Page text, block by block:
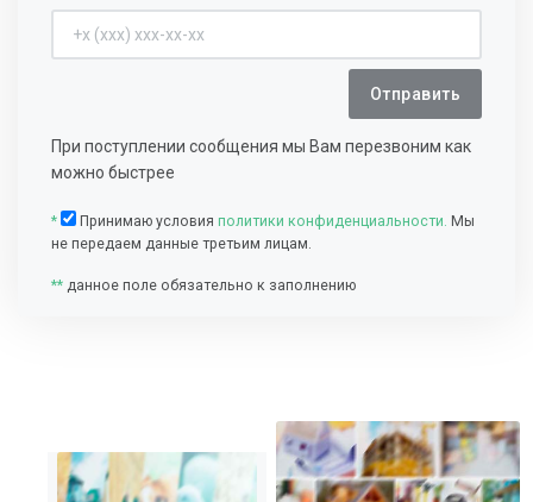
Отправить
При поступлении сообщения мы Вам перезвоним как
можно быстрее
* Принимаю условия политики конфиденциальности. Мы
не передаем данные третьим лицам.
** данное поле обязательно к заполнению